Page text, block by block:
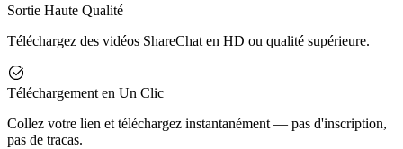
Sortie Haute Qualité
Téléchargez des vidéos ShareChat en HD ou qualité supérieure.
Téléchargement en Un Clic
Collez votre lien et téléchargez instantanément — pas d'inscription,
pas de tracas.